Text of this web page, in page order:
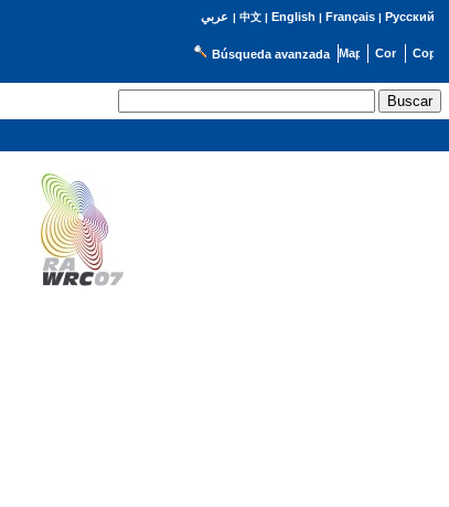
عربي | 中文| English | Français| Русский
Búsqueda avanzada